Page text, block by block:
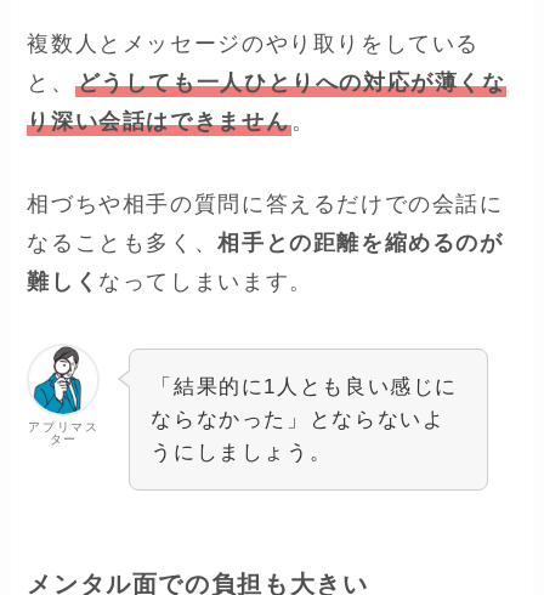
複数人とメッセージのやり取りをしている
と、 どうしても一人ひとりへの対応が薄くな
り深い会話はできません。
相づちや相手の質問に答えるだけでの会話に
なることも多く、相手との距離を縮めるのが
難しく なってしまいます。
アプリマス
ター
「結果的に1人とも良い感じに
ならなかった」とならないよ
うにしましょう。
メンタル面での負担も大きい